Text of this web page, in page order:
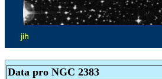
Data pro NGC 2383